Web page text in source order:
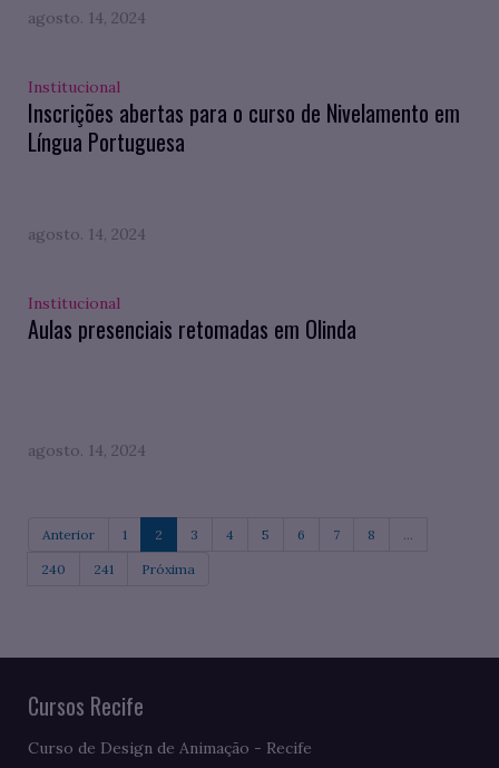
agosto. 14, 2024
Institucional
Inscrições abertas para o curso de Nivelamento em
Língua Portuguesa
agosto. 14, 2024
Institucional
Aulas presenciais retomadas em Olinda
agosto. 14, 2024
Anterior 1 2 3 4 5 6 7 8 ...
240 241 Próxima
Cursos Recife
Curso de Design de Animação - Recife